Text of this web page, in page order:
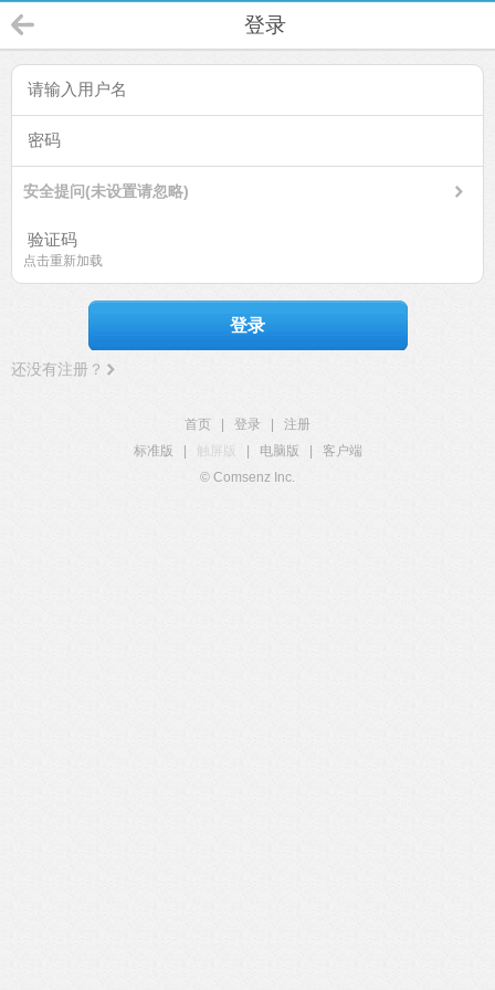
登录
安全提问(未设置请忽略)
点击重新加载
登录
还没有注册？
首页 登录
注册
标准版
触屏版 电脑版
客户端
© Comsenz Inc.